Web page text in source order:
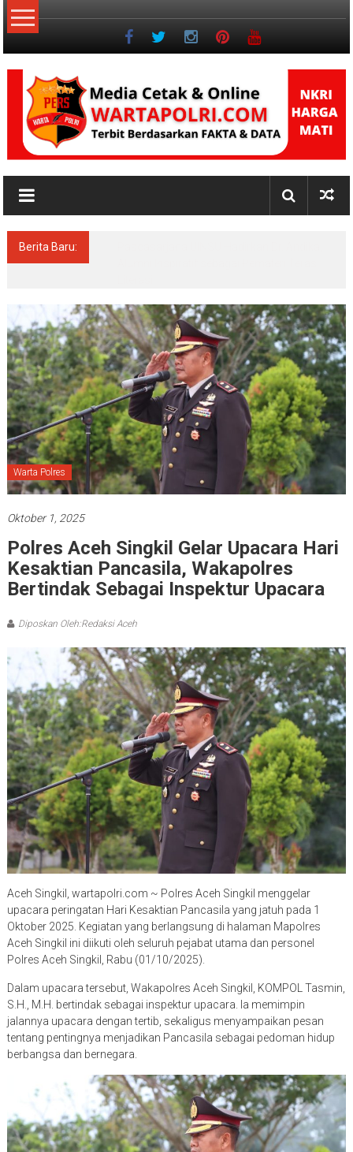
Lompat
ke
NKRI
Jurnalisme
Berita Baru:
Warta Polres
Oktober 1, 2025
Polres Aceh Singkil Gelar Upacara Hari
Kesaktian Pancasila, Wakapolres
Bertindak Sebagai Inspektur Upacara
Diposkan Oleh:Redaksi Aceh
Aceh Singkil, wartapolri.com ~ Polres Aceh Singkil menggelar
upacara peringatan Hari Kesaktian Pancasila yang jatuh pada 1
Oktober 2025. Kegiatan yang berlangsung di halaman Mapolres
Aceh Singkil ini diikuti oleh seluruh pejabat utama dan personel
Polres Aceh Singkil, Rabu (01/10/2025).
Dalam upacara tersebut, Wakapolres Aceh Singkil, KOMPOL Tasmin,
S.H., M.H. bertindak sebagai inspektur upacara. Ia memimpin
jalannya upacara dengan tertib, sekaligus menyampaikan pesan
tentang pentingnya menjadikan Pancasila sebagai pedoman hidup
berbangsa dan bernegara.